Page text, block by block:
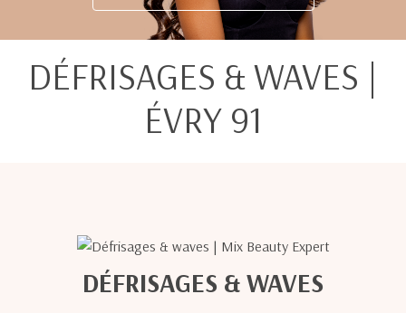
DÉFRISAGES & WAVES |
ÉVRY 91
DÉFRISAGES & WAVES